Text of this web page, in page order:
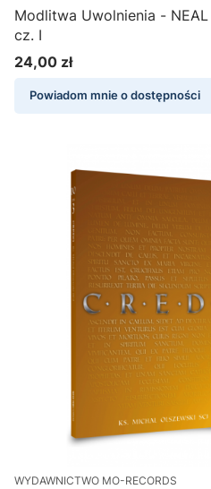
Modlitwa Uwolnienia - NEAL
cz. I
Cena
24,00 zł
Powiadom mnie o dostępności
WYDAWNICTWO MO-RECORDS